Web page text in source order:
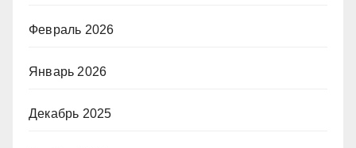
Февраль 2026
Январь 2026
Декабрь 2025